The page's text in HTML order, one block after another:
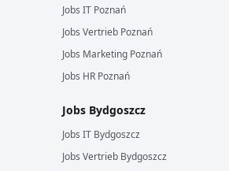
Jobs IT Poznań
Jobs Vertrieb Poznań
Jobs Marketing Poznań
Jobs HR Poznań
Jobs Bydgoszcz
Jobs IT Bydgoszcz
Jobs Vertrieb Bydgoszcz